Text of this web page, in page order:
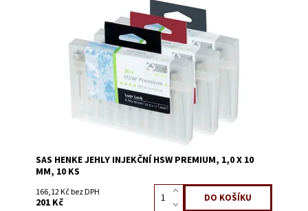
Skladem 10
1447D
SAS HENKE JEHLY INJEKČNÍ HSW PREMIUM, 1,0 X 10
MM, 10 KS
166,12 Kč bez DPH
201 Kč